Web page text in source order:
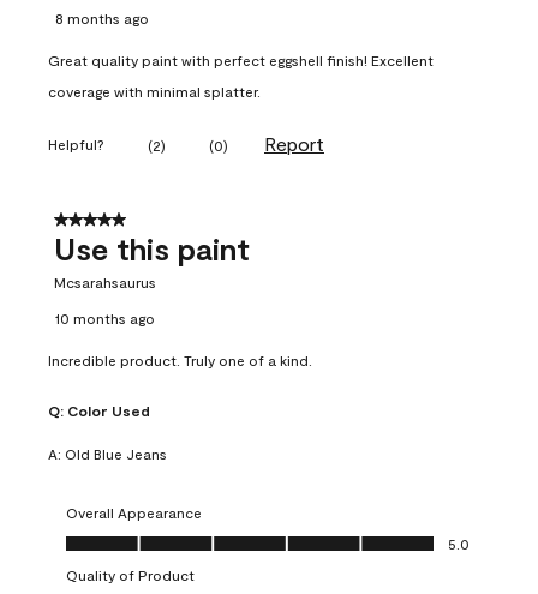
8 months ago
Great quality paint with perfect eggshell finish! Excellent
coverage with minimal splatter.
Helpful? (2) (0) Report
5 out of 5 stars.
Use this paint
Mcsarahsaurus
10 months ago
Incredible product. Truly one of a kind.
Q: Color Used
A: Old Blue Jeans
Overall Appearance
Overall Appearance, 5.0 out of 5
5.0
Quality of Product